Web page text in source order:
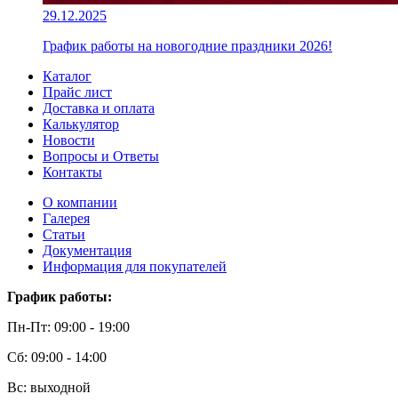
29.12.2025
График работы на новогодние праздники 2026!
Каталог
Прайс лист
Доставка и оплата
Калькулятор
Новости
Вопросы и Ответы
Контакты
О компании
Галерея
Статьи
Документация
Информация для покупателей
График работы:
Пн-Пт: 09:00 - 19:00
Сб: 09:00 - 14:00
Вс: выходной